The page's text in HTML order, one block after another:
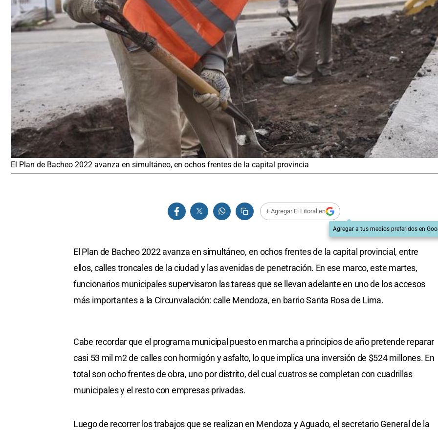
El Plan de Bacheo 2022 avanza en simultáneo, en ochos frentes de la capital provincia
+ Agregar El Litoral en
Agregar a tus medios preferidos en
El Plan de Bacheo 2022 avanza en simultáneo, en ochos frentes de la capital provincial, entre
ellos, calles troncales de la ciudad y las avenidas de penetración. En ese marco, este martes,
funcionarios municipales supervisaron las tareas que se llevan adelante en uno de los accesos
más importantes a la Circunvalación: calle Mendoza, en barrio Santa Rosa de Lima.
Cabe recordar que el programa municipal puesto en marcha a principios de año pretende reparar
casi 53 mil m2 de calles con hormigón y asfalto, lo que implica una inversión de $524 millones. En
total son ocho frentes de obra, uno por distrito, del cual cuatros se completan con cuadrillas
municipales y el resto con empresas privadas.
Luego de recorrer los trabajos que se realizan en Mendoza y Aguado, el secretario General de la